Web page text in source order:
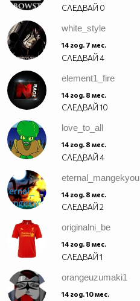
СЛЕДВАЙ 0
white_style
14 год. 7 мес.
СЛЕДВАЙ4
element1_fire
14 год. 8 мес.
СЛЕДВАЙ10
love_to_all
14 год. 8 мес.
СЛЕДВАЙ4
eternal_mangekyou
14 год. 8 мес.
СЛЕДВАЙ2
originalni_be
14 год. 8 мес.
СЛЕДВАЙ1
orangeuzumaki1
14 год. 10 мес.